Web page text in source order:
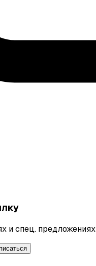
и спец. предложениях